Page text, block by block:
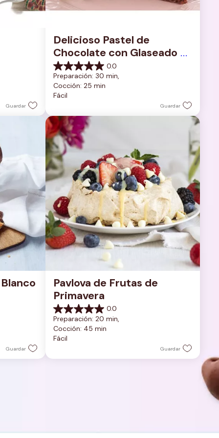
Guardar
Delicioso Pastel de
Chocolate con Glaseado
de Chocolate Rico y
Cremoso
0.0
0.0
de
5
estrellas.
Preparación: 30 min,
Cocción: 25 min
Fácil
Guardar
Guardar
Pavlova de Frutas de
Primavera
0.0
0.0
de
5
estrellas.
Preparación: 20 min,
Cocción: 45 min
Fácil
Guardar